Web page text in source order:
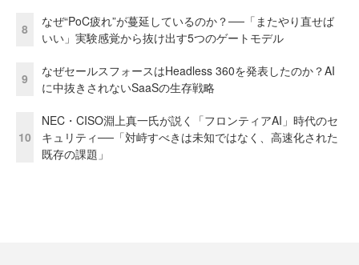
8
なぜ“PoC疲れ”が蔓延しているのか？──「またやり直せば
いい」実験感覚から抜け出す5つのゲートモデル
9
なぜセールスフォースはHeadless 360を発表したのか？AI
に中抜きされないSaaSの生存戦略
10
NEC・CISO淵上真一氏が説く「フロンティアAI」時代のセ
キュリティ──「対峙すべきは未知ではなく、高速化された
既存の課題」